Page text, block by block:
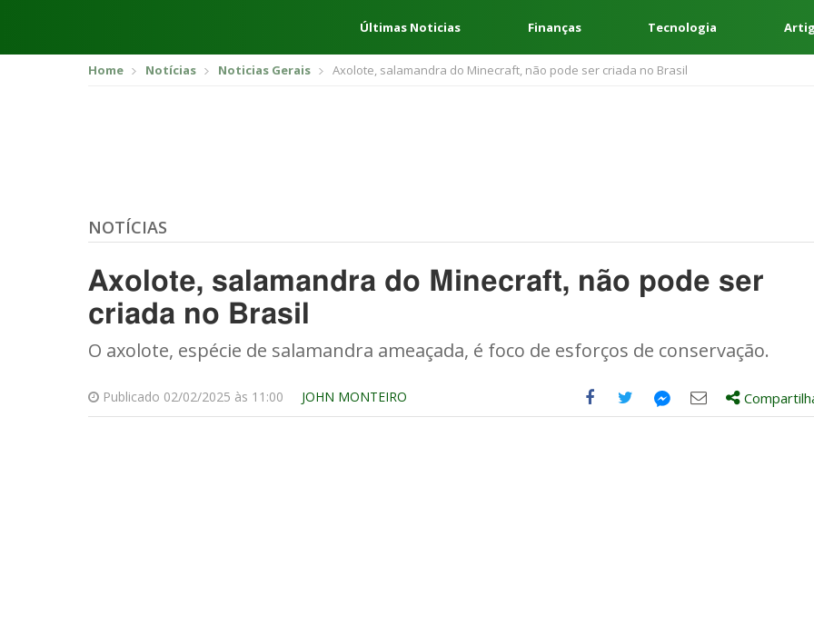
Últimas Noticias Finanças Tecnologia
Home Notícias Noticias Gerais Axolote, salamandra do Minecraft, não pode ser criada no Brasil
NOTÍCIAS
Axolote, salamandra do Minecraft, não pode ser
criada no Brasil
O axolote, espécie de salamandra ameaçada, é foco de esforços de conservação.
Publicado 02/02/2025 às 11:00 JOHN MONTEIRO
Compartilhe
CompartilheCompartilhe